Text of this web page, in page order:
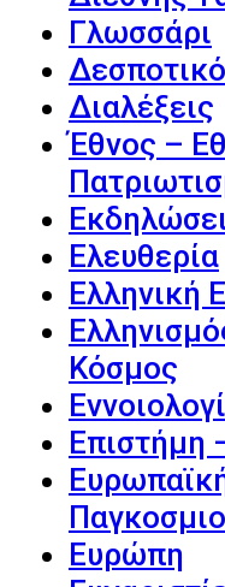
Γλωσσάρι
Διαλέξεις
Έθνος –
Ελευθερία
Ελληνική
Κόσμος
Επιστήμη
Ευρώπη